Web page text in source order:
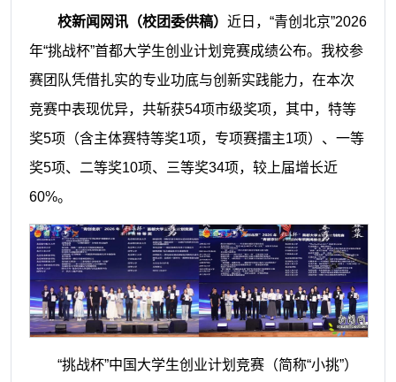
校新闻网讯（校团委供稿） 近日，“青创北京”2026
年“挑战杯”首都大学生创业计划竞赛成绩公布。我校参
赛团队凭借扎实的专业功底与创新实践能力，在本次
竞赛中表现优异，共斩获54项市级奖项，其中，特等
奖5项（含主体赛特等奖1项，专项赛擂主1项）、一等
奖5项、二等奖10项、三等奖34项，较上届增长近
60%。
“挑战杯”中国大学生创业计划竞赛（简称“小挑”）